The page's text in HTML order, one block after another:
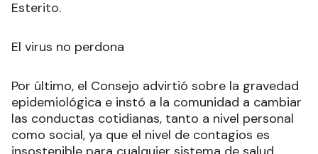
Esterito.
El virus no perdona
Por último, el Consejo advirtió sobre la gravedad
epidemiológica e instó a la comunidad a cambiar
las conductas cotidianas, tanto a nivel personal
como social, ya que el nivel de contagios es